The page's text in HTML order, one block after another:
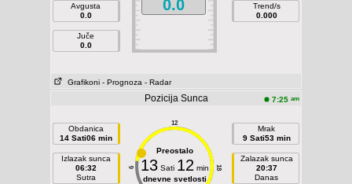
Avgusta
0.0
Juče
0.0
0.0
Trend/s
0.000
Grafikoni - Prognoza - Radar
Pozicija Sunca 7:25 am
Obdanica
14 Sati06 min
Izlazak sunca
06:32
Sutra
12
6 18
Preostalo
13Sati 12 min
dnevne svetlosti
Mrak
9 Sati53 min
Zalazak sunca
20:37
Danas